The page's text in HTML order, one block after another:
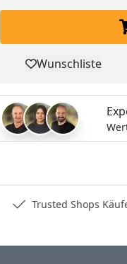
anzeigen
Produkt zur
Wunschliste
Trusted Shops